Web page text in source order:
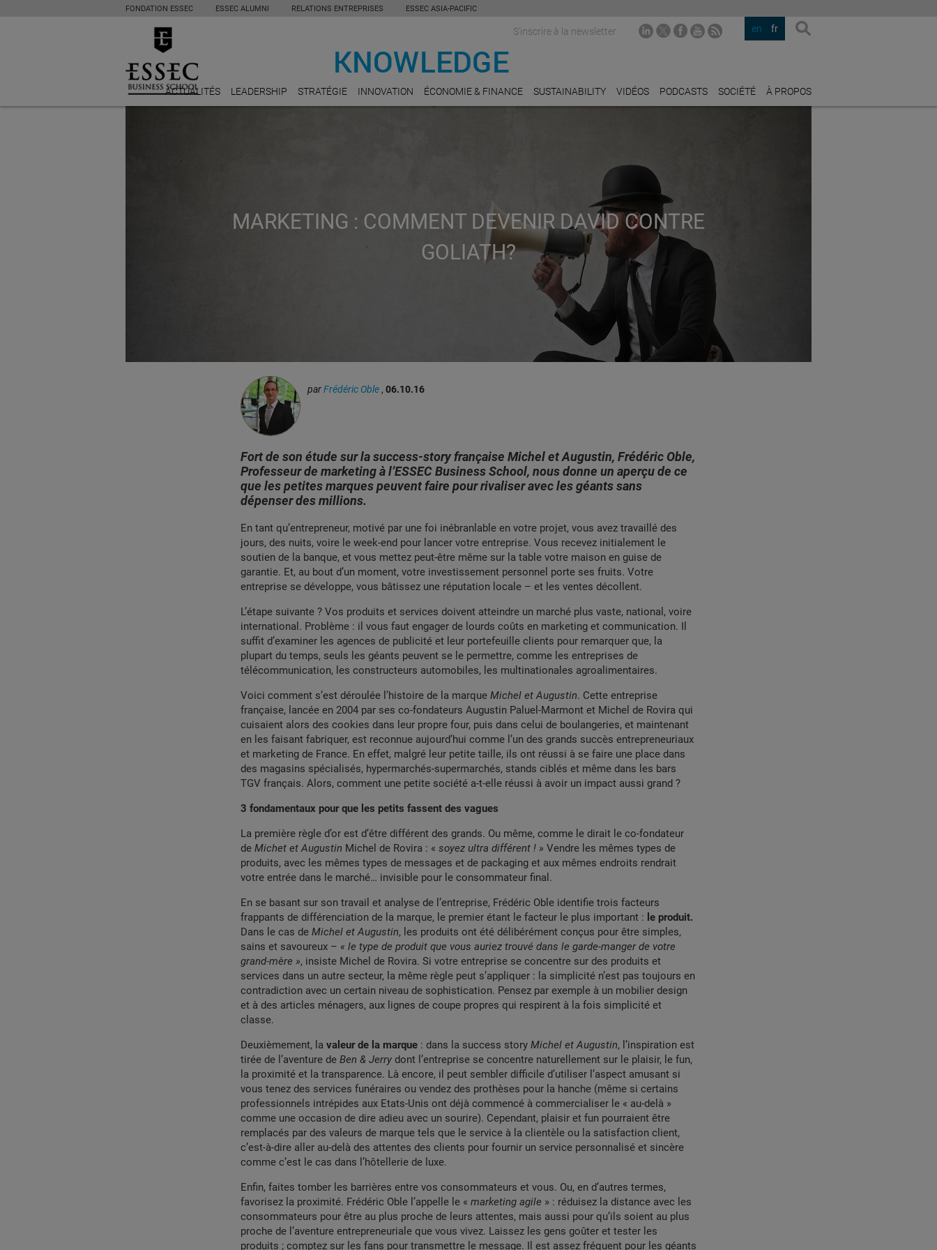
FONDATION ESSEC ESSEC ALUMNI RELATIONS ENTREPRISES ESSEC ASIA-PACIFIC
en fr
S'inscrire à la newsletter
ACTUALITÉS LEADERSHIP STRATÉGIE INNOVATION ÉCONOMIE & FINANCE SUSTAINABILITY VIDÉOS PODCASTS SOCIÉTÉ À PROPOS
MARKETING : COMMENT DEVENIR DAVID CONTRE
GOLIATH?
parFrédéric Oble , 06.10.16
Fort de son étude sur la success-story française Michel et Augustin, Frédéric Oble,
Professeur de marketing à l’ESSEC Business School, nous donne un aperçu de ce
que les petites marques peuvent faire pour rivaliser avec les géants sans
dépenser des millions.
En tant qu’entrepreneur, motivé par une foi inébranlable en votre projet, vous avez travaillé des
jours, des nuits, voire le week-end pour lancer votre entreprise. Vous recevez initialement le
soutien de la banque, et vous mettez peut-être même sur la table votre maison en guise de
garantie. Et, au bout d’un moment, votre investissement personnel porte ses fruits. Votre
entreprise se développe, vous bâtissez une réputation locale – et les ventes décollent.
L’étape suivante ? Vos produits et services doivent atteindre un marché plus vaste, national, voire
international. Problème : il vous faut engager de lourds coûts en marketing et communication. Il
suffit d’examiner les agences de publicité et leur portefeuille clients pour remarquer que, la
plupart du temps, seuls les géants peuvent se le permettre, comme les entreprises de
télécommunication, les constructeurs automobiles, les multinationales agroalimentaires.
Voici comment s’est déroulée l’histoire de la marque Michel et Augustin. Cette entreprise
française, lancée en 2004 par ses co-fondateurs Augustin Paluel-Marmont et Michel de Rovira qui
cuisaient alors des cookies dans leur propre four, puis dans celui de boulangeries, et maintenant
en les faisant fabriquer, est reconnue aujourd’hui comme l’un des grands succès entrepreneuriaux
et marketing de France. En effet, malgré leur petite taille, ils ont réussi à se faire une place dans
des magasins spécialisés, hypermarchés-supermarchés, stands ciblés et même dans les bars
TGV français. Alors, comment une petite société a-t-elle réussi à avoir un impact aussi grand ?
3 fondamentaux pour que les petits fassent des vagues
La première règle d’or est d’être différent des grands. Ou même, comme le dirait le co-fondateur
de Michet et Augustin Michel de Rovira : « soyez ultra différent ! » Vendre les mêmes types de
produits, avec les mêmes types de messages et de packaging et aux mêmes endroits rendrait
votre entrée dans le marché… invisible pour le consommateur final.
En se basant sur son travail et analyse de l’entreprise, Frédéric Oble identifie trois facteurs
frappants de différenciation de la marque, le premier étant le facteur le plus important : le produit.
Dans le cas de Michel et Augustin, les produits ont été délibérément conçus pour être simples,
sains et savoureux – « le type de produit que vous auriez trouvé dans le garde-manger de votre
grand-mère », insiste Michel de Rovira. Si votre entreprise se concentre sur des produits et
services dans un autre secteur, la même règle peut s’appliquer : la simplicité n’est pas toujours en
contradiction avec un certain niveau de sophistication. Pensez par exemple à un mobilier design
et à des articles ménagers, aux lignes de coupe propres qui respirent à la fois simplicité et
classe.
Deuxièmement, la valeur de la marque : dans la success story Michel et Augustin, l’inspiration est
tirée de l’aventure de Ben & Jerry dont l’entreprise se concentre naturellement sur le plaisir, le fun,
la proximité et la transparence. Là encore, il peut sembler difficile d’utiliser l’aspect amusant si
vous tenez des services funéraires ou vendez des prothèses pour la hanche (même si certains
professionnels intrépides aux Etats-Unis ont déjà commencé à commercialiser le « au-delà »
comme une occasion de dire adieu avec un sourire). Cependant, plaisir et fun pourraient être
remplacés par des valeurs de marque tels que le service à la clientèle ou la satisfaction client,
c’est-à-dire aller au-delà des attentes des clients pour fournir un service personnalisé et sincère
comme c’est le cas dans l’hôtellerie de luxe.
Enfin, faites tomber les barrières entre vos consommateurs et vous. Ou, en d’autres termes,
favorisez la proximité. Frédéric Oble l’appelle le « marketing agile » : réduisez la distance avec les
consommateurs pour être au plus proche de leurs attentes, mais aussi pour qu’ils soient au plus
proche de l’aventure entrepreneuriale que vous vivez. Laissez les gens goûter et tester les
produits ; comptez sur les fans pour transmettre le message. Il est assez fréquent pour les géants